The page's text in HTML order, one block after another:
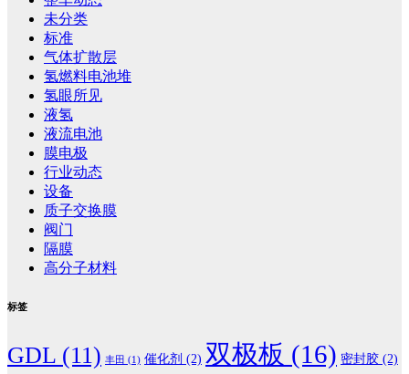
未分类
标准
气体扩散层
氢燃料电池堆
氢眼所见
液氢
液流电池
膜电极
行业动态
设备
质子交换膜
阀门
隔膜
高分子材料
标签
GDL (11) 丰田 (1) 催化剂 (2) 双极板 (16) 密封胶 (2)